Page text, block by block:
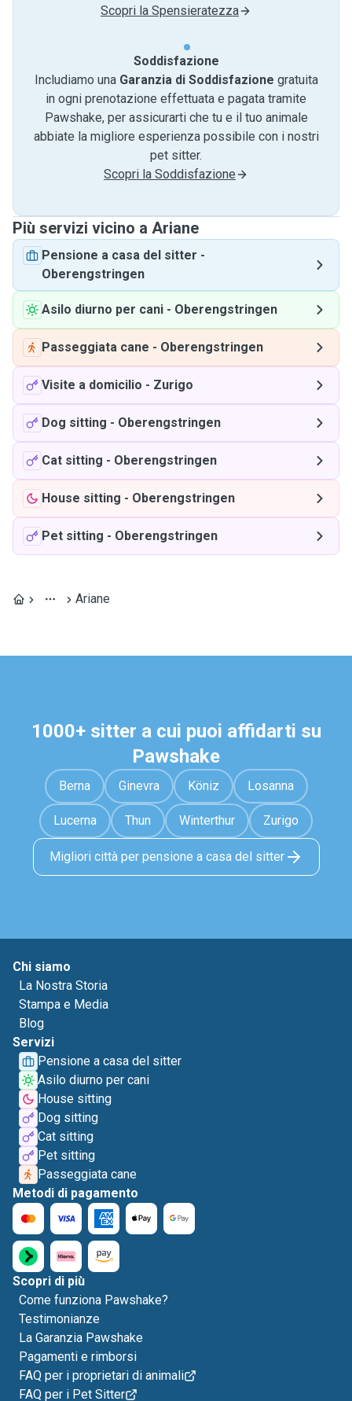
Scopri la Spensieratezza
Soddisfazione
Includiamo una Garanzia di Soddisfazione gratuita
in ogni prenotazione effettuata e pagata tramite
Pawshake, per assicurarti che tu e il tuo animale
abbiate la migliore esperienza possibile con i nostri
pet sitter.
Scopri la Soddisfazione
Più servizi vicino a Ariane
Pensione a casa del sitter -
Oberengstringen
Asilo diurno per cani - Oberengstringen
Passeggiata cane - Oberengstringen
Visite a domicilio - Zurigo
Dog sitting - Oberengstringen
Cat sitting - Oberengstringen
House sitting - Oberengstringen
Pet sitting - Oberengstringen
Ariane
1000+ sitter a cui puoi affidarti su
Pawshake
Berna Ginevra Köniz Losanna
Lucerna Thun Winterthur Zurigo
Migliori città per pensione a casa del sitter
Chi siamo
La Nostra Storia
Stampa e Media
Blog
Servizi
Pensione a casa del sitter
Asilo diurno per cani
House sitting
Dog sitting
Cat sitting
Pet sitting
Passeggiata cane
Metodi di pagamento
Scopri di più
Come funziona Pawshake?
Testimonianze
La Garanzia Pawshake
Pagamenti e rimborsi
FAQ per i proprietari di animali
FAQ per i Pet Sitter